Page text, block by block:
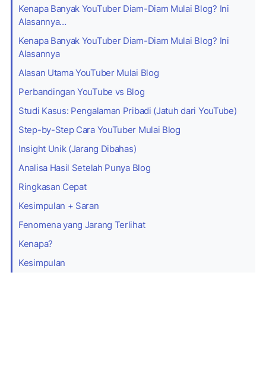
Kenapa Banyak YouTuber Diam-Diam Mulai Blog? Ini
Alasannya…
Kenapa Banyak YouTuber Diam-Diam Mulai Blog? Ini
Alasannya
Alasan Utama YouTuber Mulai Blog
Perbandingan YouTube vs Blog
Studi Kasus: Pengalaman Pribadi (Jatuh dari YouTube)
Step-by-Step Cara YouTuber Mulai Blog
Insight Unik (Jarang Dibahas)
Analisa Hasil Setelah Punya Blog
Ringkasan Cepat
Kesimpulan + Saran
Fenomena yang Jarang Terlihat
Kenapa?
Kesimpulan